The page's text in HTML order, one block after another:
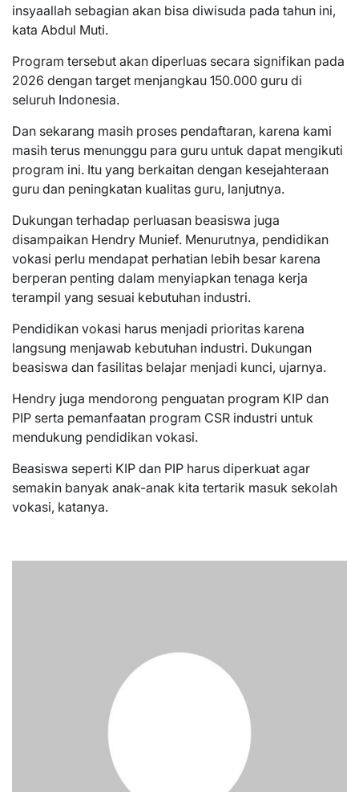
insyaallah sebagian akan bisa diwisuda pada tahun ini,
kata Abdul Muti.
Program tersebut akan diperluas secara signifikan pada
2026 dengan target menjangkau 150.000 guru di
seluruh Indonesia.
Dan sekarang masih proses pendaftaran, karena kami
masih terus menunggu para guru untuk dapat mengikuti
program ini. Itu yang berkaitan dengan kesejahteraan
guru dan peningkatan kualitas guru, lanjutnya.
Dukungan terhadap perluasan beasiswa juga
disampaikan Hendry Munief. Menurutnya, pendidikan
vokasi perlu mendapat perhatian lebih besar karena
berperan penting dalam menyiapkan tenaga kerja
terampil yang sesuai kebutuhan industri.
Pendidikan vokasi harus menjadi prioritas karena
langsung menjawab kebutuhan industri. Dukungan
beasiswa dan fasilitas belajar menjadi kunci, ujarnya.
Hendry juga mendorong penguatan program KIP dan
PIP serta pemanfaatan program CSR industri untuk
mendukung pendidikan vokasi.
Beasiswa seperti KIP dan PIP harus diperkuat agar
semakin banyak anak-anak kita tertarik masuk sekolah
vokasi, katanya.